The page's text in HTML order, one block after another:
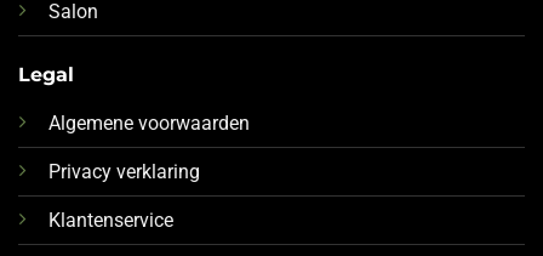
Salon
Legal
Algemene voorwaarden
Privacy verklaring
Klantenservice